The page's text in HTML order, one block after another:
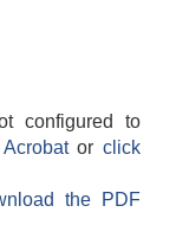
configured to
Acrobatorclick
the PDF